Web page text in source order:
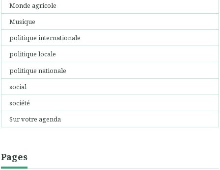
Monde agricole
Musique
politique internationale
politique locale
politique nationale
social
société
Sur votre agenda
Pages